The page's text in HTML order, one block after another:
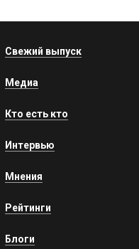
Свежий выпуск
Медиа
Кто есть кто
Интервью
Мнения
Рейтинги
Блоги